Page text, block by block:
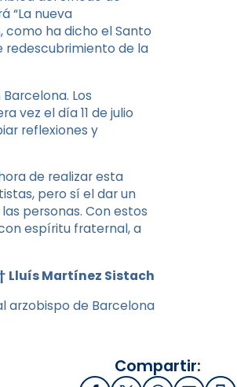
“La nueva
como ha dicho el Santo
redescubrimiento de la
Los
vez el día 11 de julio
reflexiones y
de realizar esta
pero sí el dar un
personas. Con estos
espíritu fraternal, a
Lluís Martínez Sistach
arzobispo de Barcelona
Compartir: